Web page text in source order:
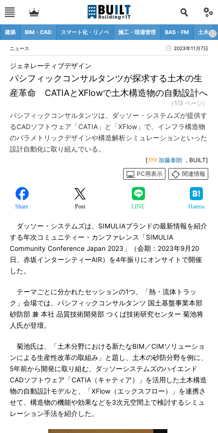
建築 BIM・CAD スマート化・リノベ 施工・現場管理 BAS・FM 土木
ニュース 2023年11月7日
パシフィックコンサルタンツが探求する土木の生
産革命 CATIAとXFlowで土木構造物の自動設計へ
ジェネレーティブデザイン
（1/3 ページ）
パシフィックコンサルタンツは、ダッソー・システムズが提供す
るCADソフトウェア「CATIA」と「XFlow」で、インフラ構造物
のパラメトリックデザインや構造解析シミュレーションといった
設計自動化に取り組んでいる。
[ 加藤泰朗 ，BUILT]
PC用表示
関連情報
Share Post LINE Hatena
ダッソー・システムズは、SIMULIAブランドの最新情報を紹介
する年次コミュニティー・カンファレンス「SIMULIA
Community Conference Japan 2023」（会期：2023年9月20
日、赤坂インターシティーAIR）を4年振りにオンサイトで開催
した。
テーマごとに分かれたセッションの1つ、「熱・流体トラッ
ク」会場では、パシフィックコンサルタンツ 国土基盤事業本部
砂防部 兼 本社 品質技術開発部 つくば技術研究センター 菊池将
人氏が登壇。
菊池氏は、「土木分野における新たなBIM／CIMソリューショ
ンによる生産性改革の取組み」と題し、土木の砂防分野を例に、
5年前から開発に取り組む、ダッソーシステムズのハイエンド
CADソフトウェア「CATIA（キャティア）」を活用した土木構造
物の自動設計モデルと、「XFlow（エックスフロー）」を連携さ
せて、構造物の機能や効果などを3次元空間上で検討するシミュ
レーション手法を紹介した。